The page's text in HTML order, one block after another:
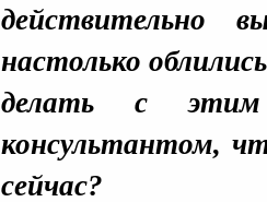
действительно
настолько
делать с
консультантом,
сейчас?